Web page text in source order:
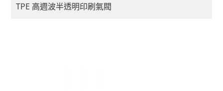
TPE 高週波半透明印刷氣閥